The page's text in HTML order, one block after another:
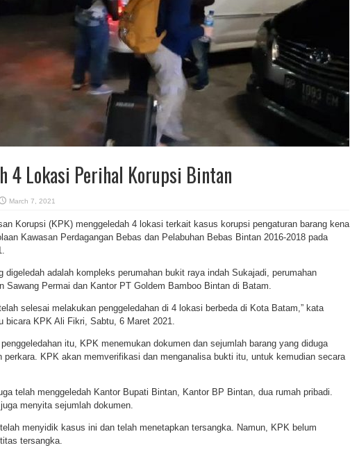
4 Lokasi Perihal Korupsi Bintan
March 7, 2021
Korupsi (KPK) menggeledah 4 lokasi terkait kasus korupsi pengaturan barang kena
Kawasan Perdagangan Bebas dan Pelabuhan Bebas Bintan 2016-2018 pada
digeledah adalah kompleks perumahan bukit raya indah Sukajadi, perumahan
Sawang Permai dan Kantor PT Goldem Bamboo Bintan di Batam.
selesai melakukan penggeledahan di 4 lokasi berbeda di Kota Batam,” kata
bicara KPK Ali Fikri, Sabtu, 6 Maret 2021.
itu, KPK menemukan dokumen dan sejumlah barang yang diduga
perkara. KPK akan memverifikasi dan menganalisa bukti itu, untuk kemudian secara
telah menggeledah Kantor Bupati Bintan, Kantor BP Bintan, dua rumah pribadi.
menyita sejumlah dokumen.
menyidik kasus ini dan telah menetapkan tersangka. Namun, KPK belum
tersangka.